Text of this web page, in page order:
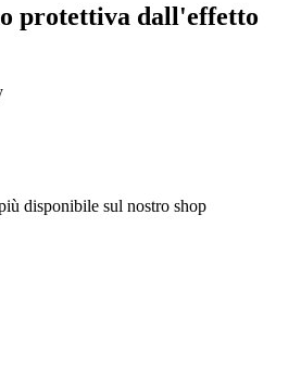
protettiva dall'effetto
disponibile sul nostro shop